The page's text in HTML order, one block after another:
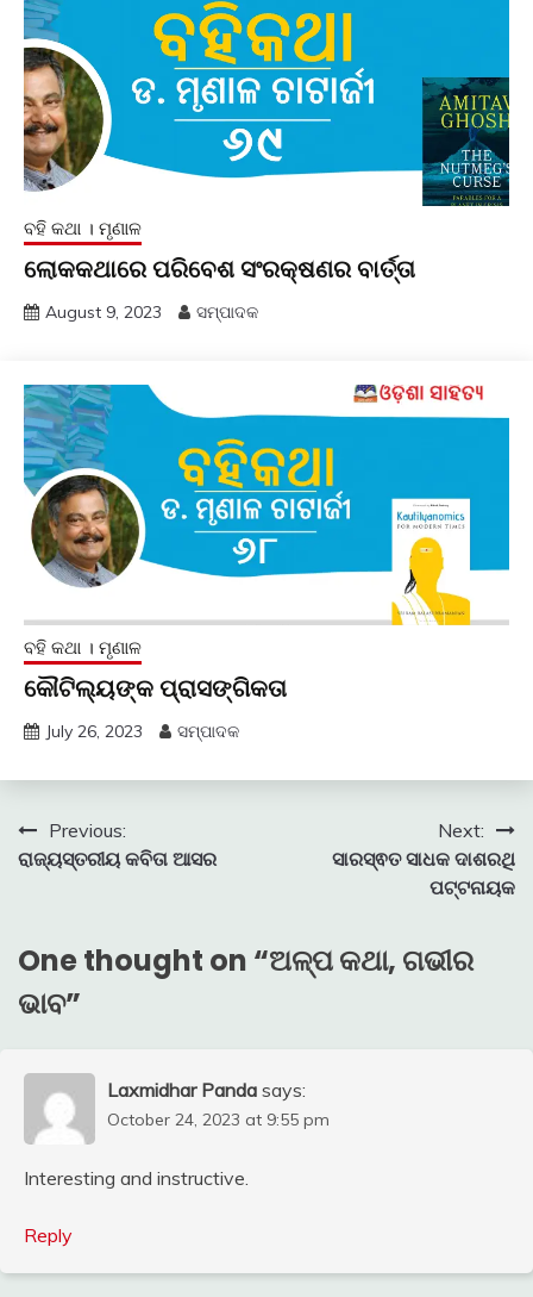
ବହି କଥା । ମୃଣାଳ
ଲୋକକଥାରେ ପରିବେଶ ସଂରକ୍ଷଣର ବାର୍ତ୍ତା
August 9, 2023 ସମ୍ପାଦକ
ବହି କଥା । ମୃଣାଳ
କୌଟିଲ୍ୟଙ୍କ ପ୍ରାସଙ୍ଗିକତା
July 26, 2023 ସମ୍ପାଦକ
Post
navigation
Previous:
ରାଜ୍ୟସ୍ତରୀୟ କବିତା ଆସର
Next:
ସାରସ୍ଵତ ସାଧକ ଦାଶରଥି
ପଟ୍ଟନାୟକ
One thought on “ଅଳ୍ପ କଥା, ଗଭୀର
ଭାବ”
Laxmidhar Panda says:
October 24, 2023 at 9:55 pm
Interesting and instructive.
Reply